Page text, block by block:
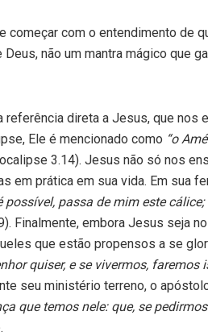
começar com o entendimento de
não um mantra mágico que
referência direta a Jesus, que nos
Ele é mencionado como “o
3.14). Jesus não só nos
em prática em sua vida. Em sua
possível, passa de mim este
Finalmente, embora Jesus seja
que estão propensos a se
quiser, e se vivermos, faremos
seu ministério terreno, o
que temos nele: que, se